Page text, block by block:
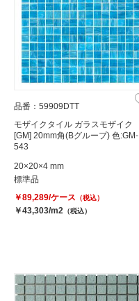
品番：59909DTT
モザイクタイル ガラスモザイク
[GM] 20mm角(Bグループ) 色:GM-
543
20×20×4 mm
標準品
￥89,289/ケース （税込）
￥43,303/m2 （税込）